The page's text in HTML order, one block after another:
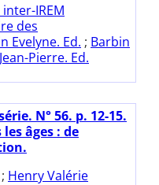
IREM
des
Evelyne. Ed. ; Barbin
Pierre. Ed.
N° 56. p. 12-15.
âges : de
; Henry Valérie